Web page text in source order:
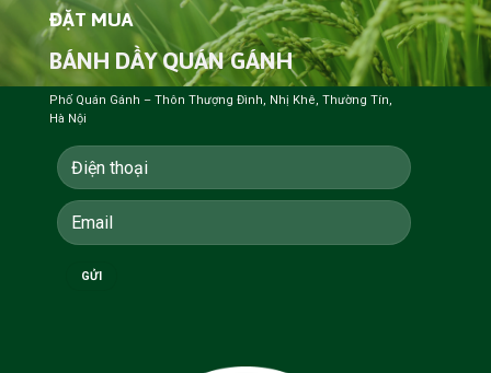
ĐẶT MUA
BÁNH DẦY QUÁN GÁNH
Phố Quán Gánh – Thôn Thượng Đình, Nhị Khê, Thường Tín,
Hà Nội